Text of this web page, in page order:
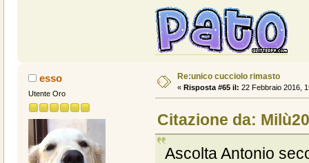
esso
Utente Oro
Re:unico cucciolo rimasto
« Risposta #65 il: 22 Febbraio 2016,
Citazione da:
Ascolta Antonio